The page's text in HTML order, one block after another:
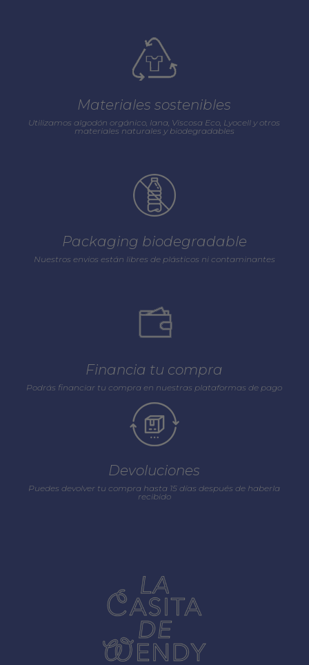
Materiales sostenibles
Utilizamos algodón orgánico, lana, Viscosa Eco, Lyocell y otros
materiales naturales y biodegradables
Packaging biodegradable
Nuestros envios están libres de plásticos ni contaminantes
Financia tu compra
Podrás financiar tu compra en nuestras plataformas de pago
Devoluciones
Puedes devolver tu compra hasta 15 días después de haberla
recibido